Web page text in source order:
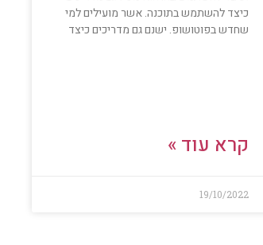
כיצד להשתמש בתוכנה. אשר מועילים למי
שחדש בפוטושופ. ישנם גם מדריכים כיצד
קרא עוד »
19/10/2022